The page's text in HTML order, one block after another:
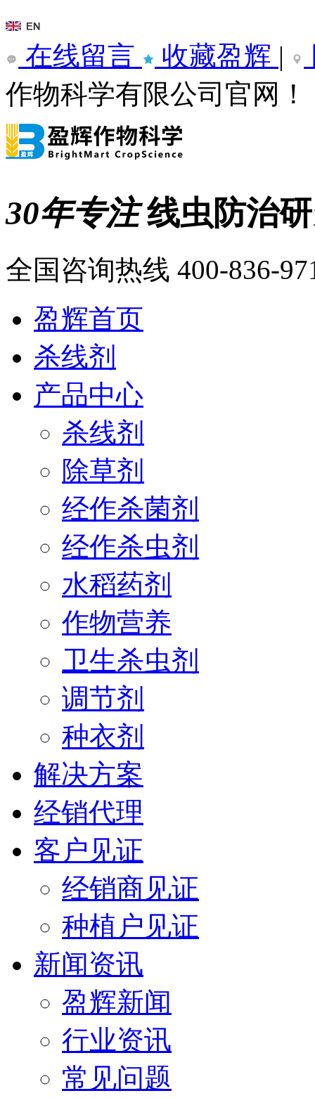
在线留言 收藏盈辉 |
作物科学有限公司官网！
30年专注线虫防治
全国咨询热线 400-836-
盈辉首页
杀线剂
产品中心
杀线剂
除草剂
经作杀菌剂
经作杀虫剂
水稻药剂
作物营养
卫生杀虫剂
调节剂
种衣剂
解决方案
经销代理
客户见证
经销商见证
种植户见证
新闻资讯
盈辉新闻
行业资讯
常见问题